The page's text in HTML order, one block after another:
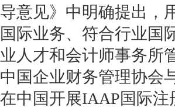
导意见》中明确提出，
国际业务、符合行业国
业人才和会计师事务所
中国企业财务管理协会
在中国开展IAAP国际